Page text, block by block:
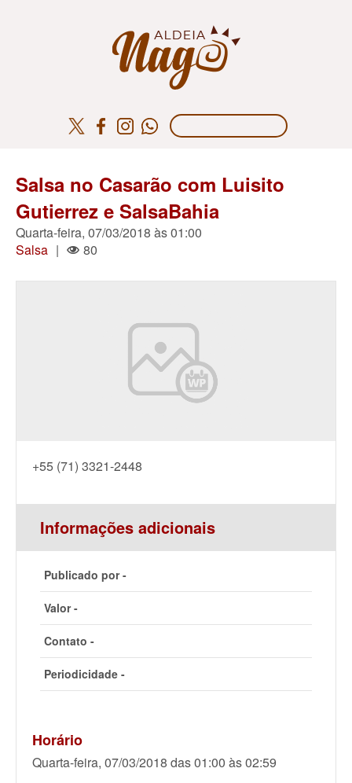
Salsa no Casarão com Luisito
Gutierrez e SalsaBahia
Quarta-feira, 07/03/2018 às 01:00
Salsa | 80
+55 (71) 3321-2448
Informações adicionais
Publicado por -
Valor -
Contato -
Periodicidade -
Horário
Quarta-feira, 07/03/2018 das 01:00 às 02:59